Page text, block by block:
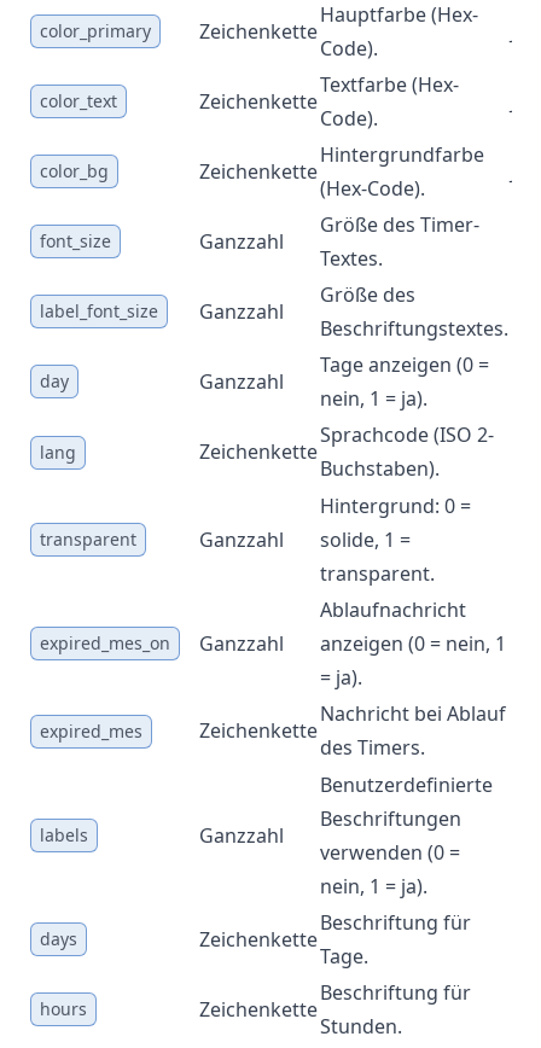
color_primary Zeichenkette
Hauptfarbe (Hex-
Code).
color_text Zeichenkette
Textfarbe (Hex-
Code).
color_bg Zeichenkette
Hintergrundfarbe
(Hex-Code).
font_size Ganzzahl
Größe des Timer-
Textes.
label_font_size Ganzzahl
Größe des
Beschriftungstextes.
day Ganzzahl
Tage anzeigen (0 =
nein, 1 = ja).
lang Zeichenkette
Sprachcode (ISO 2-
Buchstaben).
transparent Ganzzahl
Hintergrund: 0 =
solide, 1 =
transparent.
expired_mes_on Ganzzahl
Ablaufnachricht
anzeigen (0 = nein, 1
= ja).
expired_mes Zeichenkette
Nachricht bei Ablauf
des Timers.
labels Ganzzahl
Benutzerdefinierte
Beschriftungen
verwenden (0 =
nein, 1 = ja).
days Zeichenkette
Beschriftung für
Tage.
hours Zeichenkette
Beschriftung für
Stunden.